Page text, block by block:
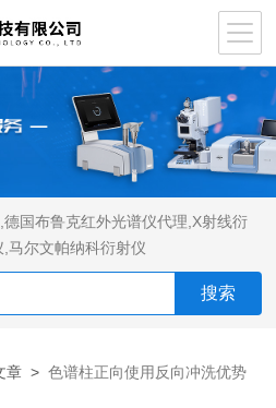
,德国布鲁克红外光谱仪代理 X射线衍
,马尔文帕纳科衍射仪
章 >色谱柱正向使用反向冲洗优势